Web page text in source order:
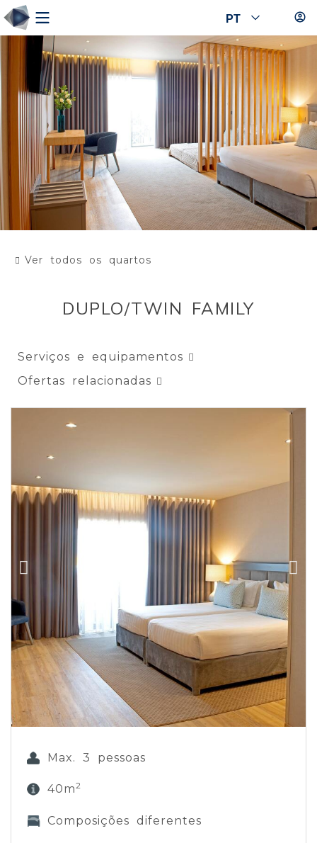
PT
Ver todos os quartos
DUPLO/TWIN FAMILY
Serviços e equipamentos
Ofertas relacionadas
Max. 3 pessoas
40m2
Composições diferentes